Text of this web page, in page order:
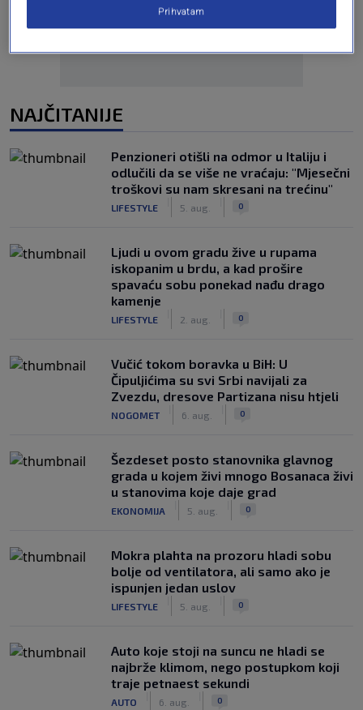
NAJČITANIJE
Penzioneri otišli na odmor u Italiju i
odlučili da se više ne vraćaju: "Mjesečni
troškovi su nam skresani na trećinu"
LIFESTYLE 5. aug. 0
Ljudi u ovom gradu žive u rupama
iskopanim u brdu, a kad prošire
spavaću sobu ponekad nađu drago
kamenje
LIFESTYLE 2. aug. 0
Vučić tokom boravka u BiH: U
Čipuljićima su svi Srbi navijali za
Zvezdu, dresove Partizana nisu htjeli
NOGOMET 6. aug. 0
Šezdeset posto stanovnika glavnog
grada u kojem živi mnogo Bosanaca živi
u stanovima koje daje grad
EKONOMIJA 5. aug. 0
Mokra plahta na prozoru hladi sobu
bolje od ventilatora, ali samo ako je
ispunjen jedan uslov
LIFESTYLE 5. aug. 0
Auto koje stoji na suncu ne hladi se
najbrže klimom, nego postupkom koji
traje petnaest sekundi
AUTO 6. aug. 0
Prihvatam